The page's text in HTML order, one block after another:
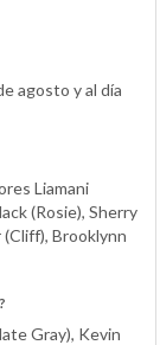
agosto y al día
Liamani
(Rosie), Sherry
Brooklynn
Gray), Kevin